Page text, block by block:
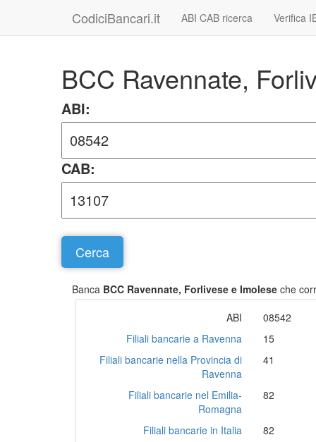
CodiciBancari.it ABI CAB ricerca Verifica
BCC Ravennate,
ABI:
CAB:
Banca BCC Ravennate, Forlivese e Imolese che
ABI
08542
Filiali bancarie a Ravenna
15
Filiali bancarie nella Provincia di
Ravenna
41
Filiali bancarie nel Emilia-
Romagna
82
Filiali bancarie in Italia 82